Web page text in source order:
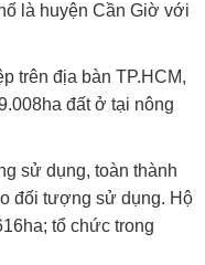
là huyện Cần Giờ với
trên địa bàn TP.HCM,
đất ở tại nông
sử dụng, toàn thành
đối tượng sử dụng. Hộ
tổ chức trong